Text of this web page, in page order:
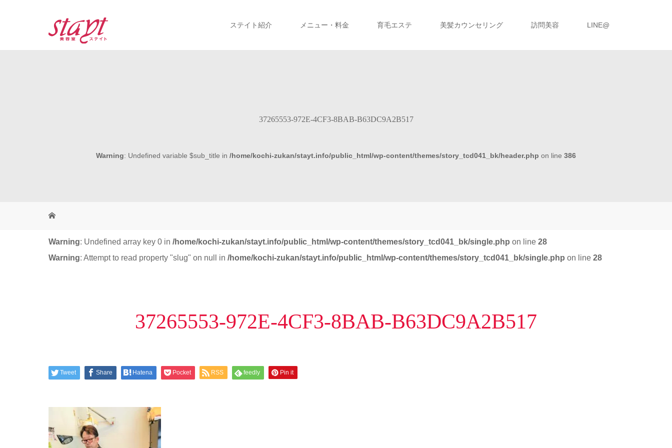
ステイト紹介 メニュー・料金 育毛エステ 美髪カウンセリング 訪問美容 LINE@
37265553-972E-4CF3-8BAB-B63DC9A2B517
Warning: Undefined variable $sub_title in /home/kochi-zukan/stayt.info/public_html/wp-content/themes/story_tcd041_bk/header.php on line 386
Warning: Undefined array key 0 in /home/kochi-zukan/stayt.info/public_html/wp-content/themes/story_tcd041_bk/single.php on line 28
Warning: Attempt to read property "slug" on null in /home/kochi-zukan/stayt.info/public_html/wp-content/themes/story_tcd041_bk/single.php on line 28
37265553-972E-4CF3-8BAB-B63DC9A2B517
Tweet Share Hatena Pocket RSS feedly Pin it